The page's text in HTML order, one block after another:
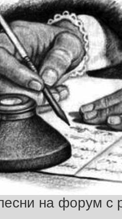
на форум с